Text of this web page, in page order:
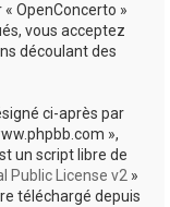
OpenConcerto »
vous acceptez
découlant des
ci-après par
»,
un script libre de
Public License v2 »
téléchargé depuis